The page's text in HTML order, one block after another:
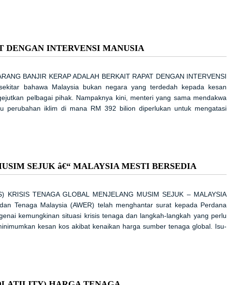
DENGAN INTERVENSI MANUSIA
BANJIR KERAP ADALAH BERKAIT RAPAT DENGAN INTERVENSI
bahawa Malaysia bukan negara yang terdedah kepada kesan
pelbagai pihak. Nampaknya kini, menteri yang sama mendakwa
perubahan iklim di mana RM 392 bilion diperlukan untuk mengatasi
SEJUK â€“ MALAYSIA MESTI BERSEDIA
KRISIS TENAGA GLOBAL MENJELANG MUSIM SEJUK – MALAYSIA
Tenaga Malaysia (AWER) telah menghantar surat kepada Perdana
kemungkinan situasi krisis tenaga dan langkah-langkah yang perlu
kesan kos akibat kenaikan harga sumber tenaga global. Isu-